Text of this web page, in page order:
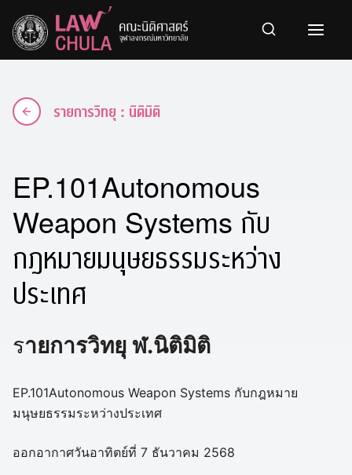
content
รายการวิทยุ : นิติมิติ
EP.101Autonomous
Weapon Systems กับ
กฎหมายมนุษยธรรมระหว่าง
ประเทศ
รายการวิทยุ ฬ.นิติมิติ
EP.101Autonomous Weapon Systems กับกฎหมาย
มนุษยธรรมระหว่างประเทศ
ออกอากาศวันอาทิตย์ที่ 7 ธันวาคม 2568